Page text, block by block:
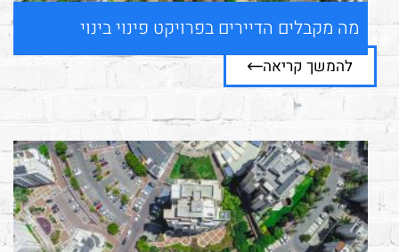
מה מקבלים הדיירים בפרויקט פינוי בינוי
להמשך קריאה